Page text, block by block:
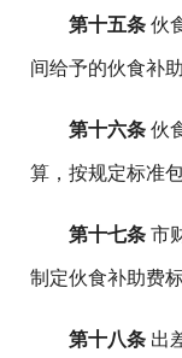
第十五条 伙
间给予的伙食补助
第十六条 伙
算，按规定标准
第十七条 市
制定伙食补助费
第十八条 出